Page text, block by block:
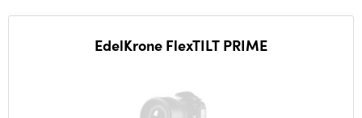
EdelKrone FlexTILT PRIME